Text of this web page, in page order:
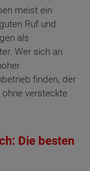
meist ein
Ruf und
als
Wer sich an
finden, der
versteckte
Die besten